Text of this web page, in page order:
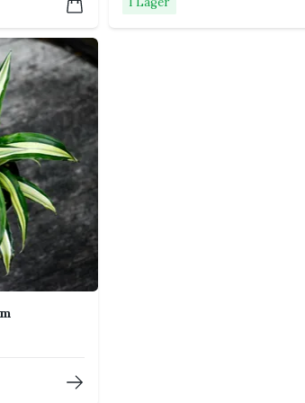
blad, bladundersidor,
hantera.
12 cm
krukor kan behöva